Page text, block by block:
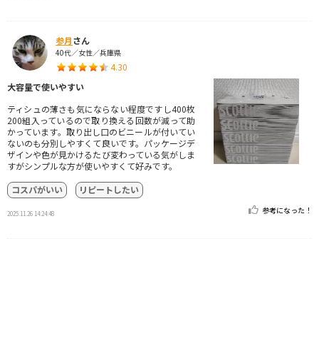
参月さん
40代／女性／兵庫県
4.30
大容量で使いやすい
ティシュの薄さも気にならない程度ですし400枚
200組入っているので取り換える回数が減って助
かっています。取り出し口のビニールが付いてい
ないのも分別しやすくて良いです。パッケージデ
ザインや色が見かけるたび変わっている気がしま
すがシンプルな方が使いやすくて好みです。
コスパがいい
リピートしたい
2025.11.26 14:24:48 参考になった！